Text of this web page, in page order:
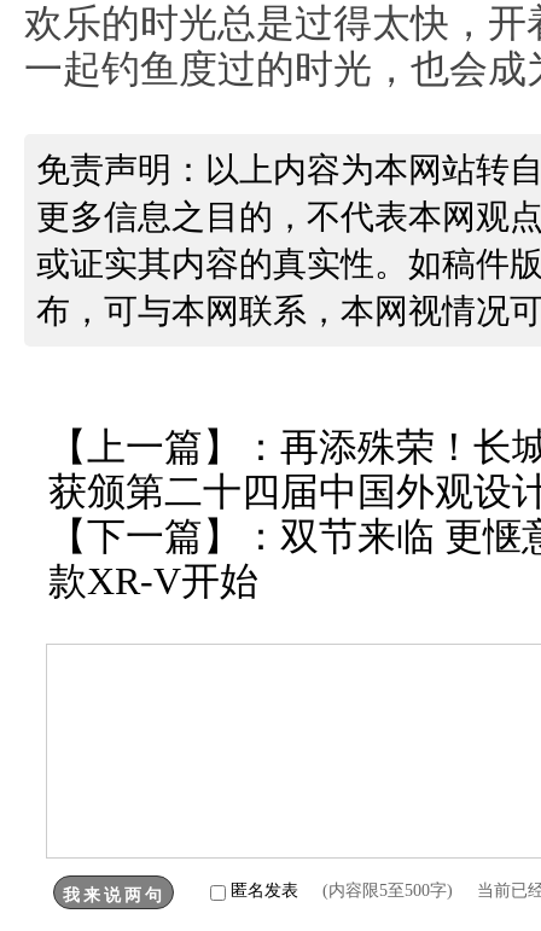
欢乐的时光总是过得太快，
一起钓鱼度过的时光，也会
免责声明：以上内容为本网站转
更多信息之目的，不代表本网观
或证实其内容的真实性。如稿件
布，可与本网联系，本网视情况
【上一篇】： 再添殊荣！长
获颁第二十四届中国外观设
【下一篇】： 双节来临 更惬
款XR-V开始
匿名发表 (内容限5至500字) 当前已